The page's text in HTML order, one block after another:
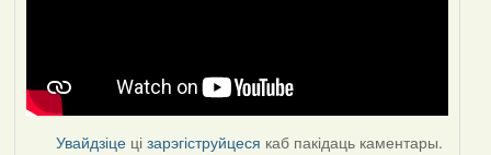
Увайдзіце цізарэгіструйцеся каб пакідаць каментары.